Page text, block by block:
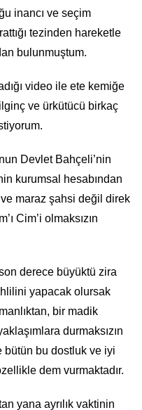
inancı ve seçim
tezinden hareketle
bulunmuştum.
video ile ete kemiğe
ve ürkütücü birkaç
Devlet Bahçeli’nin
kurumsal hesabından
ve maraz şahsi değil direk
Cim’i olmaksızın
derece büyüktü zira
yapacak olursak
bir madik
durmaksızın
bütün bu dostluk ve iyi
dem vurmaktadır.
yana ayrılık vaktinin